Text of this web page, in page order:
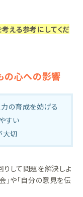
える参考にしてくだ
の心への影響
の育成を妨げる
すい
大切
して問題を解決しよ
」や「自分の意見を伝